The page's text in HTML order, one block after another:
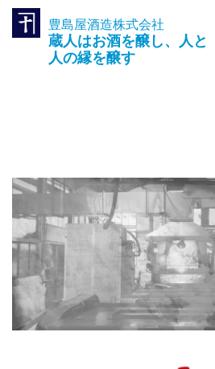
豊島屋酒造株式会社
蔵人はお酒を醸し、人と
人の縁を醸す